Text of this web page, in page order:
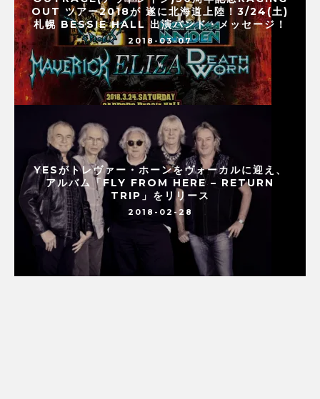
OUT ツアー2018が 遂に北海道上陸！3/24(土)
札幌 BESSIE HALL 出演バンド・メッセージ！
2018-03-07
YESがトレヴァー・ホーンをヴォーカルに迎え、
アルバム「FLY FROM HERE – RETURN
TRIP」をリリース
2018-02-28